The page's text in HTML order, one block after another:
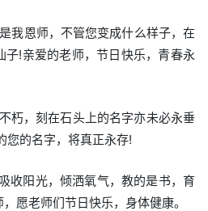
我恩师，不管您变成什么样子，在
子!亲爱的老师，节日快乐，青春永
朽，刻在石头上的名字亦未必永垂
您的名字，将真正永存!
收阳光，倾洒氧气，教的是书，育
愿老师们节日快乐，身体健康。